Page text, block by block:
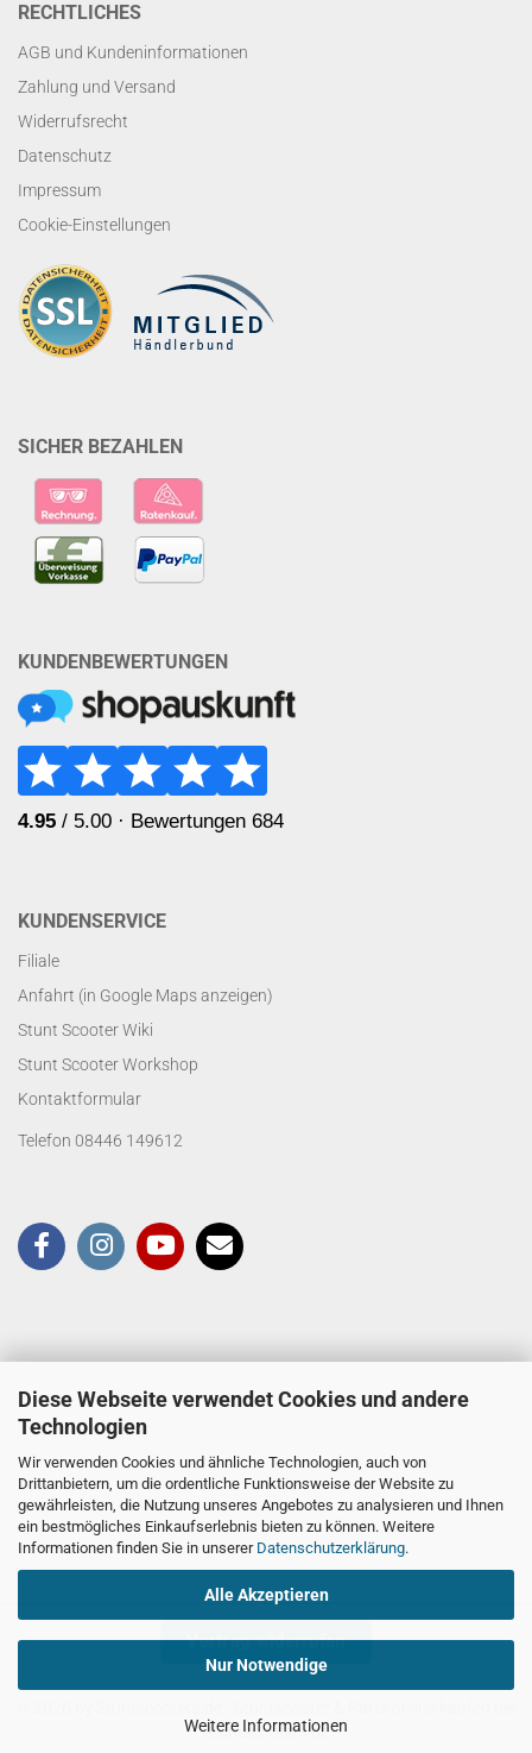
Diese Webseite verwendet Cookies und andere
Technologien
Wir verwenden Cookies und ähnliche Technologien, auch von
Drittanbietern, um die ordentliche Funktionsweise der Website zu
gewährleisten, die Nutzung unseres Angebotes zu analysieren und Ihnen
ein bestmögliches Einkaufserlebnis bieten zu können. Weitere
Informationen finden Sie in unserer Datenschutzerklärung.
Alle Akzeptieren
Nur Notwendige
Weitere Informationen
RECHTLICHES
AGB und Kundeninformationen
Zahlung und Versand
Widerrufsrecht
Datenschutz
Impressum
Cookie-Einstellungen
SICHER BEZAHLEN
KUNDENBEWERTUNGEN
KUNDENSERVICE
Filiale
Anfahrt (in Google Maps anzeigen)
Stunt Scooter Wiki
Stunt Scooter Workshop
Kontaktformular
Telefon 08446 149612
Vertrag widerrufen
Stuntscooters.de